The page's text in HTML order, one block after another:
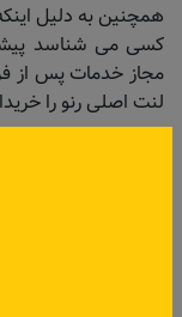
همچنین به دلیل
کسی می شناسد
مجاز خدمات پس از
لنت اصلی رنو را